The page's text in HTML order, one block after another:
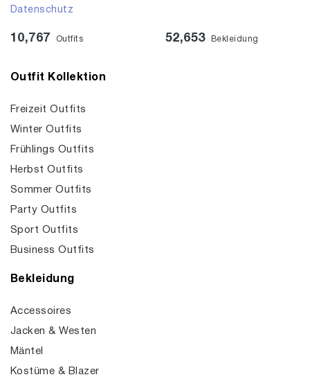
Datenschutz
10,767 Outfits 52,653 Bekleidung
Outfit Kollektion
Freizeit Outfits
Winter Outfits
Frühlings Outfits
Herbst Outfits
Sommer Outfits
Party Outfits
Sport Outfits
Business Outfits
Bekleidung
Accessoires
Jacken & Westen
Mäntel
Kostüme & Blazer